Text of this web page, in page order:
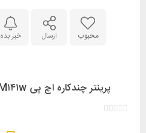
محبوب ارسال خبر بده
پرینتر چندکاره اچ پی HP LaserJet MFP M۱۴۱w